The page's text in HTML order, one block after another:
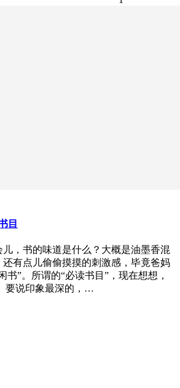
目
，书的味道是什么？大概是油墨香混
有点儿偷偷摸摸的刺激感，毕竟爸妈
书”。所谓的“必读书目”，现在想想，
要说印象最深的，…